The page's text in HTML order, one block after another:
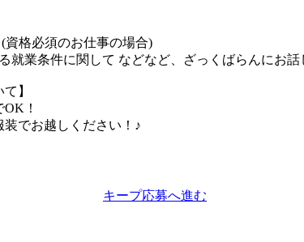
資格必須のお仕事の場合)
就業条件に関して などなど、ざっくばらんにお話
】
！
装でお越しください！♪
キープ応募へ進む